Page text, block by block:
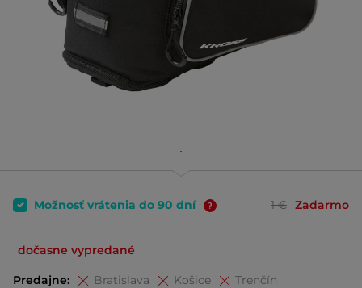
Možnosť vrátenia do 90 dní 1 € Zadarmo
dočasne vypredané
Predajne: Bratislava Košice Trenčín